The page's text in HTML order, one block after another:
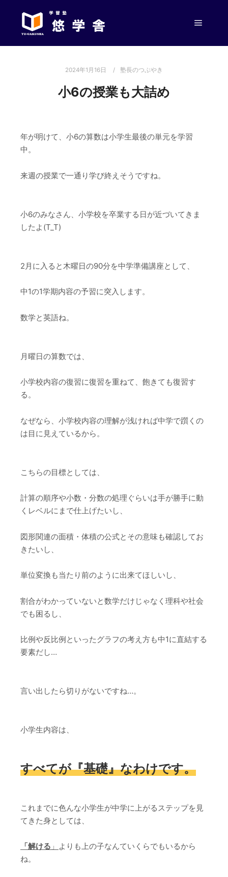
2024年1月16日 塾長のつぶやき
小6の授業も大詰め
年が明けて、小6の算数は小学生最後の単元を学習
中。
来週の授業で一通り学び終えそうですね。
小6のみなさん、小学校を卒業する日が近づいてきま
したよ(T_T)
2月に入ると木曜日の90分を中学準備講座として、
中1の1学期内容の予習に突入します。
数学と英語ね。
月曜日の算数では、
小学校内容の復習に復習を重ねて、飽きても復習す
る。
なぜなら、小学校内容の理解が浅ければ中学で躓くの
は目に見えているから。
こちらの目標としては、
計算の順序や小数・分数の処理ぐらいは手が勝手に動
くレベルにまで仕上げたいし、
図形関連の面積・体積の公式とその意味も確認してお
きたいし、
単位変換も当たり前のように出来てほしいし、
割合がわかっていないと数学だけじゃなく理科や社会
でも困るし、
比例や反比例といったグラフの考え方も中1に直結する
要素だし…
言い出したら切りがないですね…。
小学生内容は、
すべてが『基礎』なわけです。
これまでに色んな小学生が中学に上がるステップを見
てきた身としては、
「解ける 」 よりも上の子なんていくらでもいるから
ね。